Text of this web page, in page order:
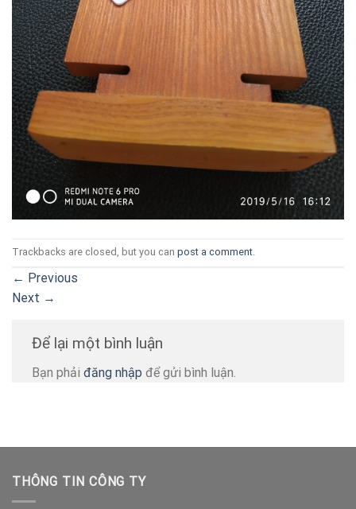
Trackbacks are closed, but you can post a comment
← Previous
Next →
Để lại một bình luận
Bạn phải đăng nhập để gửi bình luận.
THÔNG TIN CÔNG TY